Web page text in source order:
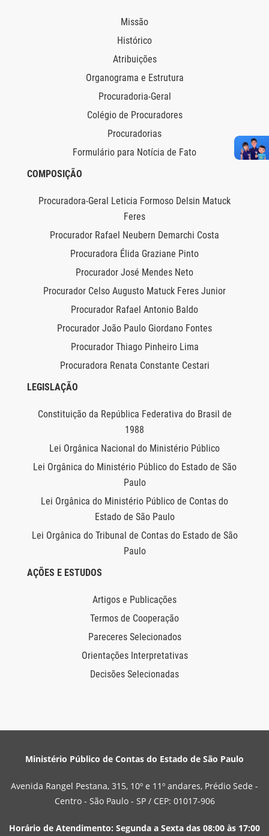
Missão
Histórico
Atribuições
Organograma e Estrutura
Procuradoria-Geral
Colégio de Procuradores
Procuradorias
Formulário para Notícia de Fato
COMPOSIÇÃO
Procuradora-Geral Leticia Formoso Delsin Matuck
Feres
Procurador Rafael Neubern Demarchi Costa
Procuradora Élida Graziane Pinto
Procurador José Mendes Neto
Procurador Celso Augusto Matuck Feres Junior
Procurador Rafael Antonio Baldo
Procurador João Paulo Giordano Fontes
Procurador Thiago Pinheiro Lima
Procuradora Renata Constante Cestari
LEGISLAÇÃO
Constituição da República Federativa do Brasil de
1988
Lei Orgânica Nacional do Ministério Público
Lei Orgânica do Ministério Público do Estado de São
Paulo
Lei Orgânica do Ministério Público de Contas do
Estado de São Paulo
Lei Orgânica do Tribunal de Contas do Estado de São
Paulo
AÇÕES E ESTUDOS
Artigos e Publicações
Termos de Cooperação
Pareceres Selecionados
Orientações Interpretativas
Decisões Selecionadas
Ministério Público de Contas do Estado de São Paulo
Avenida Rangel Pestana, 315, 10º e 11º andares, Prédio Sede -
Centro - São Paulo - SP / CEP: 01017-906
Horário de Atendimento: Segunda a Sexta das 08:00 às 17:00